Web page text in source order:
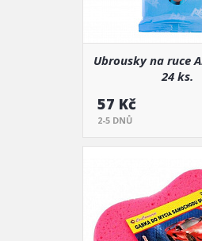
Ubrousky na ruce
24 ks.
57 Kč
2-5 DNŮ